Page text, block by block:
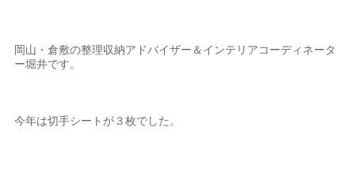
岡山・倉敷の整理収納アドバイザー＆インテリアコーディネータ
ー堀井です。
今年は切手シートが３枚でした。